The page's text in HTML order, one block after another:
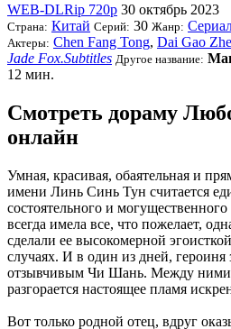
WEB-DLRip 720p 30 октябрь 2023
Страна: Китай Серий: 30 Жанр:
Актеры: Chen Fang Tong, Dai Gao
Jade Fox.Subtitles Другое название:
12 мин.
Смотреть дораму
онлайн
Умная, красивая, обаятельная и
имени Линь Синь Тун считается
состоятельного и
всегда имела все, что пожелает,
сделали ее высокомерной
случаях. И в один из дней,
отзывчивым Чи Шань. Между ними
разгорается настоящее пламя
Вот только родной отец, вдруг